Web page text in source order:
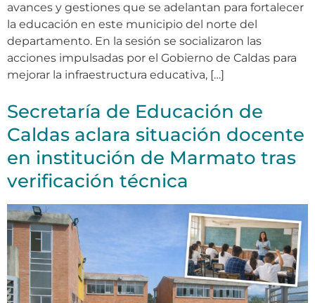
avances y gestiones que se adelantan para fortalecer
la educación en este municipio del norte del
departamento. En la sesión se socializaron las
acciones impulsadas por el Gobierno de Caldas para
mejorar la infraestructura educativa, […]
Secretaría de Educación de
Caldas aclara situación docente
en institución de Marmato tras
verificación técnica